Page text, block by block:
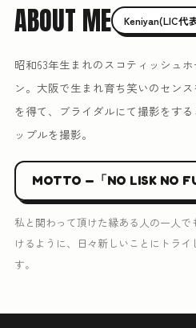
ABOUT ME Keniyan(LIC代
昭和63年生まれのスコティッシュ
ン。大阪で生まれ育ち笑いのセン
を得て、ブライダルにて撮影をす
ップルを撮影。
MOTTO —「NO LISK NO
私と関わって頂けた縁ある人の一人
けるように、日々新しいことにトラ
す。